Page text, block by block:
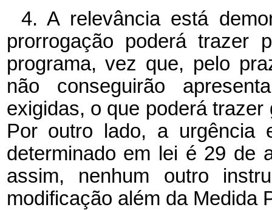
4. A relevância está
prorrogação poderá trazer
programa, vez que, pelo
não conseguirão
exigidas, o que poderá
Por outro lado, a urgência
determinado em lei é 29 de
assim, nenhum outro
modificação além da Medida